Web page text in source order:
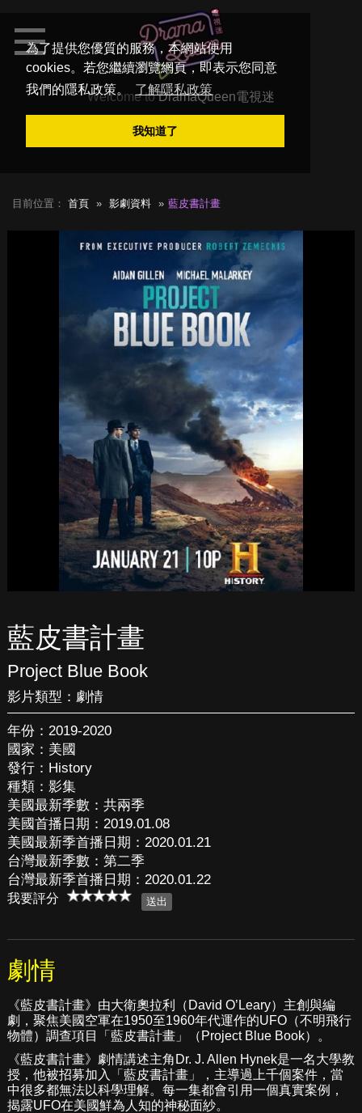
為了提供您優質的服務，本網站使用
cookies。若您繼續瀏覽網頁，即表示您同意
我們的隱私政策。
了解隱私政策
我知道了
Welcome toDramaQueen電視迷
目前位置： 首頁 影劇資料 藍皮書計畫
藍皮書計畫
Project Blue Book
影片類型： 劇情
年份：2019-2020
國家：美國
發行：History
種類：影集
美國最新季數：共兩季
美國首播日期：2019.01.08
美國最新季首播日期：2020.01.21
台灣最新季數：第二季
台灣最新季首播日期：2020.01.22
我要評分
劇情
《藍皮書計畫》由大衛奧拉利（David O’Leary）主創與編
劇，聚焦美國空軍在1950至1960年代運作的UFO（不明飛行
物體）調查項目「藍皮書計畫」（Project Blue Book）。
《藍皮書計畫》劇情講述主角Dr. J. Allen Hynek是一名大學教
授，他被招募加入「藍皮書計畫」，主導過上千個案件，當
中很多都無法以科學理解。每一集都會引用一個真實案例，
揭露UFO在美國鮮為人知的神秘面紗。